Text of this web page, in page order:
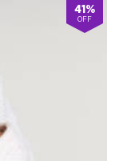
41%
OFF